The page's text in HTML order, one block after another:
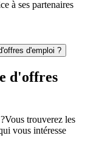
à ses partenaires
d'emploi ?
d'offres
Vous trouverez les
vous intéresse